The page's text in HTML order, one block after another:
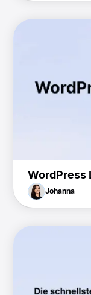
WordPress
Johanna